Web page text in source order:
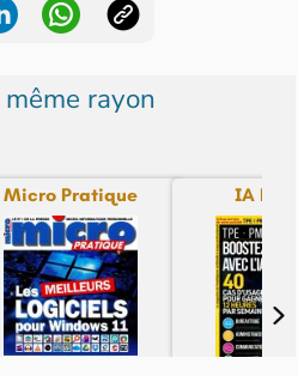
rayon
Micro Pratique IA